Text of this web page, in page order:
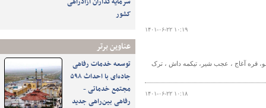
کشور
عناوین برتر
توسعه خدمات رفاهی
جاده‌ای با احداث ۵۹۸
مجتمع خدماتی -
رفاهی بین‌راهی جدید
۱۴۰۱-۰۶-۲۲ ۱۰:۱۹
برخط در مناطق خمارلو، قره آغاج ، عجب شیر، تیکمه داش ، ترک
۱۴۰۱-۰۶-۲۲ ۱۰:۱۸